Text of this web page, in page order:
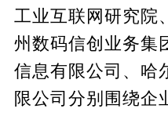
工业互联网研究院
州数码信创业务集
信息有限公司、哈
限公司分别围绕企